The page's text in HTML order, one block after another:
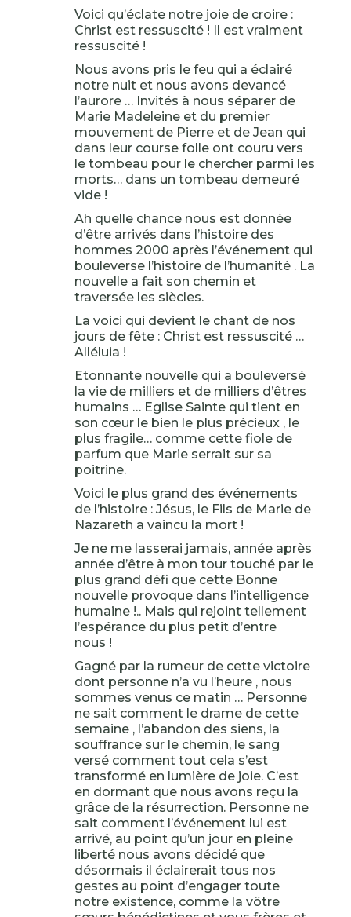
Voici qu’éclate notre joie de croire :
Christ est ressuscité ! Il est vraiment
ressuscité !
Nous avons pris le feu qui a éclairé
notre nuit et nous avons devancé
l’aurore … Invités à nous séparer de
Marie Madeleine et du premier
mouvement de Pierre et de Jean qui
dans leur course folle ont couru vers
le tombeau pour le chercher parmi les
morts… dans un tombeau demeuré
vide !
Ah quelle chance nous est donnée
d’être arrivés dans l’histoire des
hommes 2000 après l’événement qui
bouleverse l’histoire de l’humanité . La
nouvelle a fait son chemin et
traversée les siècles.
La voici qui devient le chant de nos
jours de fête : Christ est ressuscité …
Alléluia !
Etonnante nouvelle qui a bouleversé
la vie de milliers et de milliers d’êtres
humains … Eglise Sainte qui tient en
son cœur le bien le plus précieux , le
plus fragile… comme cette fiole de
parfum que Marie serrait sur sa
poitrine.
Voici le plus grand des événements
de l’histoire : Jésus, le Fils de Marie de
Nazareth a vaincu la mort !
Je ne me lasserai jamais, année après
année d’être à mon tour touché par le
plus grand défi que cette Bonne
nouvelle provoque dans l’intelligence
humaine !.. Mais qui rejoint tellement
l’espérance du plus petit d’entre
nous !
Gagné par la rumeur de cette victoire
dont personne n’a vu l’heure , nous
sommes venus ce matin … Personne
ne sait comment le drame de cette
semaine , l’abandon des siens, la
souffrance sur le chemin, le sang
versé comment tout cela s’est
transformé en lumière de joie. C’est
en dormant que nous avons reçu la
grâce de la résurrection. Personne ne
sait comment l’événement lui est
arrivé, au point qu’un jour en pleine
liberté nous avons décidé que
désormais il éclairerait tous nos
gestes au point d’engager toute
notre existence, comme la vôtre